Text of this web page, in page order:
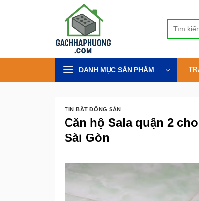
DANH MỤC SẢN PHẨM
TIN BẤT ĐỘNG SẢN
Căn hộ Sala quận 2
Sài Gòn